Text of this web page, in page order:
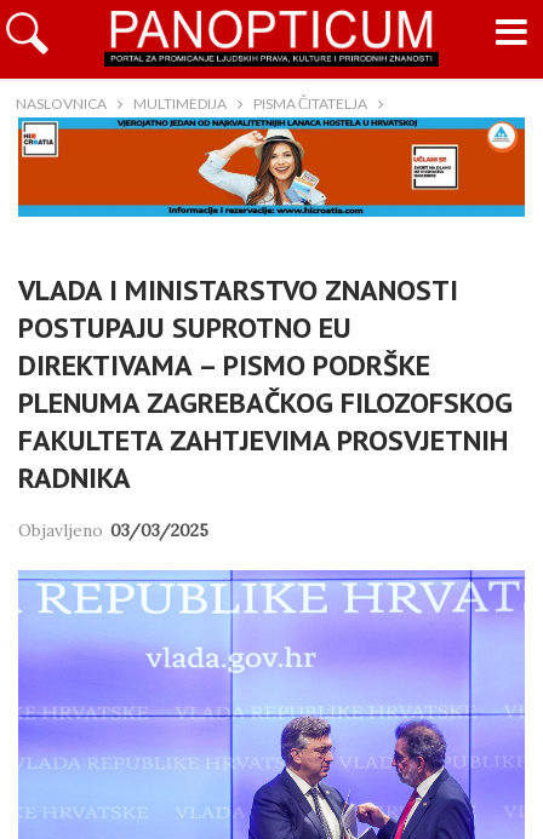
NASLOVNICA MULTIMEDIJA PISMA ČITATELJA
VLADA I MINISTARSTVO ZNANOSTI
POSTUPAJU SUPROTNO EU
DIREKTIVAMA – PISMO PODRŠKE
PLENUMA ZAGREBAČKOG FILOZOFSKOG
FAKULTETA ZAHTJEVIMA PROSVJETNIH
RADNIKA
Objavljeno 03/03/2025